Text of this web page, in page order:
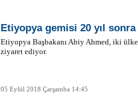
Otomobil
HAVAŞ 21
İran'a ait
Etiyopya gemisi 20 yıl
Etiyopya Başbakanı Abiy Ahmed, iki
ziyaret ediyor.
05 Eylül 2018 Çarşamba 14:45